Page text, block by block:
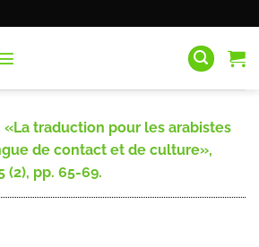
«La traduction pour les arabistes
de contact et de culture»,
(2), pp. 65-69.